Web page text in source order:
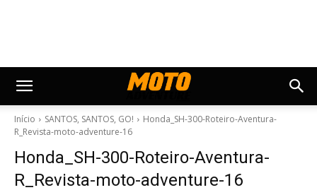
Início SANTOS, SANTOS, GO!
Honda_SH-300-Roteiro-Aventura-
R_Revista-moto-adventure-16
Honda_SH-300-Roteiro-Aventura-
R_Revista-moto-adventure-16